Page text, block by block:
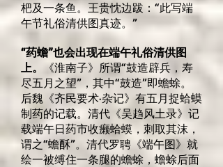
杷及一条鱼。王贵忱边跋：“此写端
午节礼俗清供图真迹。”
“药蟾”也会出现在端午礼俗清供图
上。
《淮南子》所谓“鼓造辟兵，寿
尽五月之望”，其中“鼓造”即蟾蜍。
后魏《齐民要术·杂记》有五月捉蛤蟆
制药的记载。清代《吴趋风土录》记
载端午日药市收癞蛤蟆，刺取其沫，
谓之“蟾酥”。清代罗聘《端午图》就
绘一被缚住一条腿的蟾蜍，蟾蜍后面